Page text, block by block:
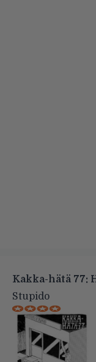
Kakka-hätä 77:
Stupido